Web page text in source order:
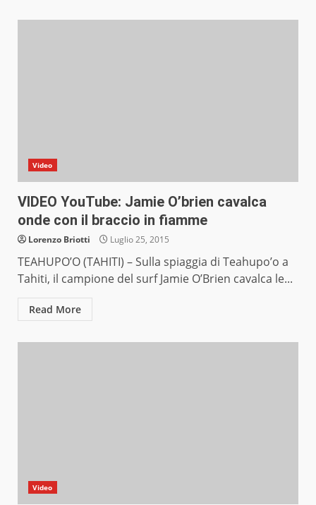
Video
VIDEO YouTube: Jamie O’brien cavalca
onde con il braccio in fiamme
Lorenzo Briotti Luglio 25, 2015
TEAHUPO’O (TAHITI) – Sulla spiaggia di Teahupo’o a
Tahiti, il campione del surf Jamie O’Brien cavalca le...
Read More
Video